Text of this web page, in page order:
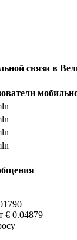
связи в
€ 0.04879